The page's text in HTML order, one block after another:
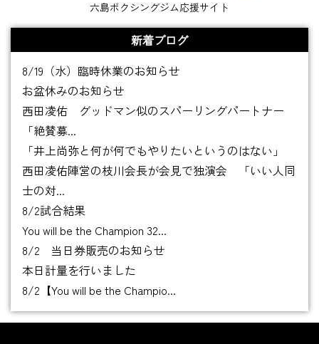
六島ボクシングジム応援サイト
新着ブログ
8/19（水）臨時休業のお知らせ
お盆休みのお知らせ
西田凌佑 グッドマン似のスパーリングパートナー
「絶賛募...
「井上尚弥と何が何でもやりたいというのはない」
西田凌佑陣営の枝川会長が会見で独演会 「いい人同
士の対...
8/2試合結果
You will be the Champion 32...
8/2 当日券販売のお知らせ
本日計量を行いました
8/2【You will be the Champio...